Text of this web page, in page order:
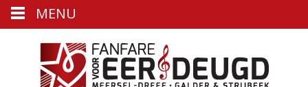
MENU